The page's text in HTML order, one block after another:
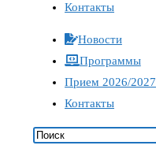
Контакты
Новости
Программы
Прием 2026/2027
Контакты